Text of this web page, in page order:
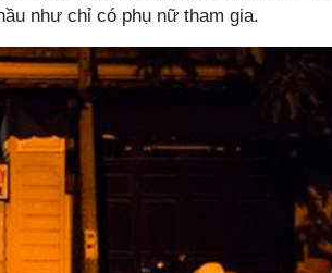
như chỉ có phụ nữ tham gia.